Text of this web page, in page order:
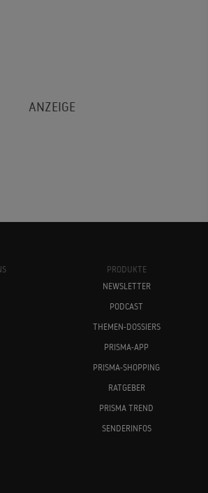
PRODUKTE
NEWSLETTER
PODCAST
THEMEN-DOSSIERS
PRISMA-APP
PRISMA-SHOPPING
RATGEBER
PRISMA TREND
SENDERINFOS